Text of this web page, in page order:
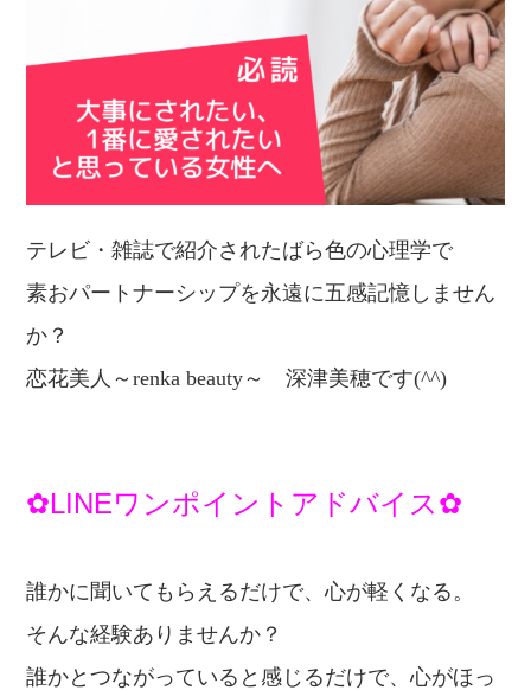
テレビ・雑誌で紹介されたばら色の心理学で
素おパートナーシップを永遠に五感記憶しません
か？
恋花美人～renka beauty～深津美穂です(^^)
✿LINEワンポイントアドバイス✿
誰かに聞いてもらえるだけで、心が軽くなる。
そんな経験ありませんか？
誰かとつながっていると感じるだけで、心がほっ